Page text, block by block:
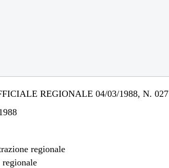
REGIONALE 04/03/1988, N. 027
regionale